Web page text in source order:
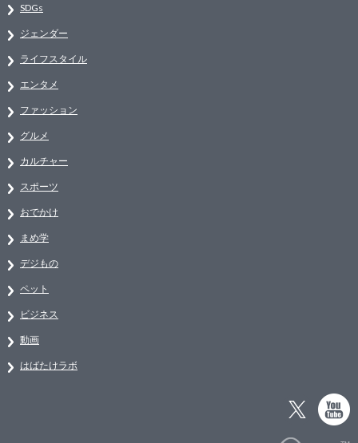
SDGs
ジェンダー
ライフスタイル
エンタメ
ファッション
グルメ
カルチャー
スポーツ
おでかけ
まめ学
デジもの
ペット
ビジネス
動画
はばたけラボ